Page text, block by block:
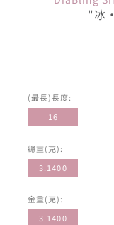
"冰
(最長)長度:
16
總重(克):
3.1400
金重(克):
3.1400